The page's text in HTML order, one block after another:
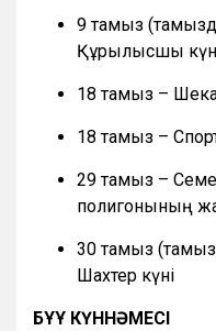
9 тамыз
Құрылысшы күн
18 тамыз –
18 тамыз –
29 тамыз –
полигонының
30 тамыз
Шахтер күні
БҰҰ КҮННӘМЕСІ